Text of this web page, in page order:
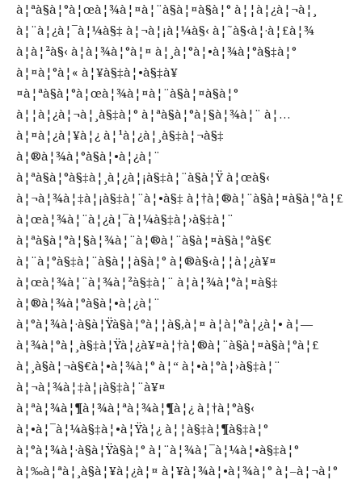
à¦ªà§à¦°à¦œà¦¾à¦¤à¦¨à§à¦¤à§à¦° à¦¦à¦¿à¦¬à¦¸
à¦¨à¦¿à¦¯à¦¼à§‡ à¦¬à¦¡à¦¼à§‹ à¦˜à§‹à¦·à¦£à¦¾
à¦à¦²à§‹ à¦­à¦¾à¦°à¦¤ à¦¸à¦°à¦•à¦¾à¦°à§‡à¦°
à¦¤à¦°à¦« à¦¥à§‡à¦•à§‡à¥
¤à¦ªà§à¦°à¦œà¦¾à¦¤à¦¨à§à¦¤à§à¦°
à¦¦à¦¿à¦¬à¦¸à§‡à¦° à¦ªà§à¦°à¦§à¦¾à¦¨ à¦…
à¦¤à¦¿à¦¥à¦¿ à¦¹à¦¿à¦¸à§‡à¦¬à§‡
à¦®à¦¾à¦°à§à¦•à¦¿à¦¨
à¦ªà§à¦°à§‡à¦¸à¦¿à¦¡à§‡à¦¨à§à¦Ÿ à¦œà§‹
à¦¬à¦¾à¦‡à¦¡à§‡à¦¨à¦•à§‡ à¦†à¦®à¦¨à§à¦¤à§à¦°à¦£
à¦œà¦¾à¦¨à¦¿à¦¯à¦¼à§‡à¦›à§‡à¦¨
à¦ªà§à¦°à¦§à¦¾à¦¨à¦®à¦¨à§à¦¤à§à¦°à§€
à¦¨à¦°à§‡à¦¨à§à¦¦à§à¦° à¦®à§‹à¦¦à¦¿à¥¤
à¦œà¦¾à¦¨à¦¾à¦²à§‡à¦¨ à¦­à¦¾à¦°à¦¤à§‡
à¦®à¦¾à¦°à§à¦•à¦¿à¦¨
à¦°à¦¾à¦·à§à¦Ÿà§à¦°à¦¦à§‚à¦¤ à¦à¦°à¦¿à¦• à¦—
à¦¾à¦°à¦¸à§‡à¦Ÿà¦¿à¥¤à¦†à¦®à¦¨à§à¦¤à§à¦°à¦£
à¦¸à§à¦¬à§€à¦•à¦¾à¦° à¦“ à¦•à¦°à¦›à§‡à¦¨
à¦¬à¦¾à¦‡à¦¡à§‡à¦¨à¥¤
à¦ªà¦¾à¦¶à¦¾à¦ªà¦¾à¦¶à¦¿ à¦†à¦°à§‹
à¦•à¦¯à¦¼à§‡à¦•à¦Ÿà¦¿ à¦¦à§‡à¦¶à§‡à¦°
à¦°à¦¾à¦·à§à¦Ÿà§à¦° à¦¨à¦¾à¦¯à¦¼à¦•à§‡à¦°
à¦‰à¦ªà¦¸à§à¦¥à¦¿à¦¤ à¦¥à¦¾à¦•à¦¾à¦° à¦–à¦¬à¦°